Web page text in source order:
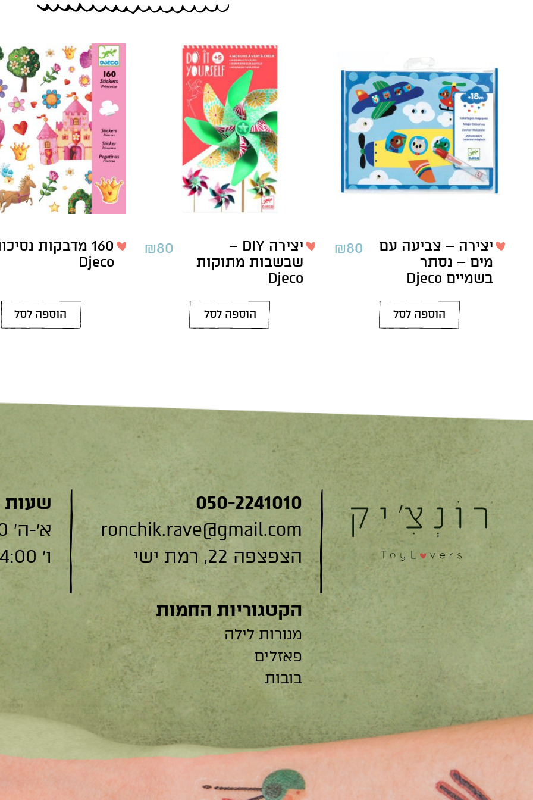
יצירה – צביעה עם
מים – נסתר
בשמיים Djeco
₪80
הוספה לסל
יצירה DIY –
שבשבות מתוקות
Djeco
₪80
הוספה לסל
160 מדבקות
Djeco
הוספה לסל
050-2241010
ronchik.rave@gmail.com
הצפצפה 22, רמת ישי
הקטגוריות החמות
מנורות לילה
פאזלים
בובות
שעות
א׳-ה׳ 9:00-19:00
ו׳ 9:00-14:00